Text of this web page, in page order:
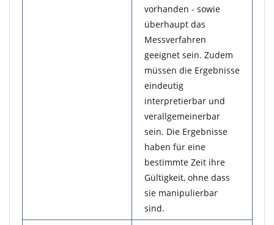
vorhanden - sowie
überhaupt das
Messverfahren
geeignet sein. Zudem
müssen die Ergebnisse
eindeutig
interpretierbar und
verallgemeinerbar
sein. Die Ergebnisse
haben für eine
bestimmte Zeit ihre
Gültigkeit, ohne dass
sie manipulierbar
sind.